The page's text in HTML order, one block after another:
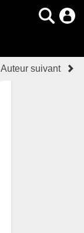
Auteur suivant